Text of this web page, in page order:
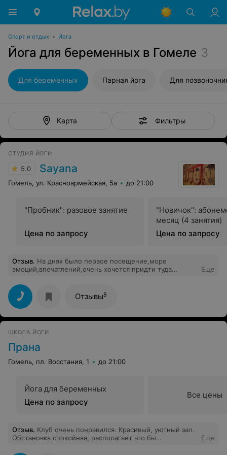
Спорт и отдых • Йога
Йога для беременных в Гомеле 3
Для беременных Парная йога Для
Карта Фильтры
СТУДИЯ ЙОГИ
5.0 Sayana
Гомель, ул. Красноармейская, 5а до 21:00
"Пробник": разовое занятие
Цена по запросу
"Новичок":
месяц (4 занятия)
Цена по запросу
Отзыв. На днях было первое посещение,море
эмоций,впечатлений,очень хочется придти туда
тренер,занятие проходит спокойно,если что-то не
получается тренер повторит с тобой это, понравилось,
относительно других цен в Гомеле,цены на посещение
Саяны,не дорогие)
Еще
Отзывы8
ШКОЛА ЙОГИ
Прана
Гомель, пл. Восстания, 1 до 21:00
Йога для беременных
Цена по запросу
Все цены
Отзыв. Клуб очень понравился. Красивый, уютный зал.
Обстановка спокойная, располагает что бы
Еще